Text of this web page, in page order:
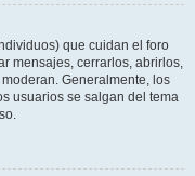
que cuidan el foro
mensajes, cerrarlos, abrirlos,
Generalmente, los
usuarios se salgan del tema